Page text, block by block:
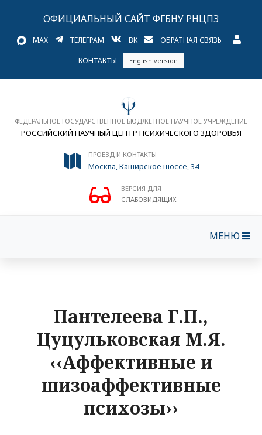
ОФИЦИАЛЬНЫЙ САЙТ ФГБНУ РНЦПЗ
MAX ТЕЛЕГРАМ ВК ОБРАТНАЯ СВЯЗЬ
КОНТАКТЫ English version
ФЕДЕРАЛЬНОЕ ГОСУДАРСТВЕННОЕ БЮДЖЕТНОЕ НАУЧНОЕ УЧРЕЖДЕНИЕ
РОССИЙСКИЙ НАУЧНЫЙ ЦЕНТР ПСИХИЧЕСКОГО ЗДОРОВЬЯ
ПРОЕЗД И КОНТАКТЫ
Москва, Каширское шоссе, 34
ВЕРСИЯ ДЛЯ
СЛАБОВИДЯЩИХ
МЕНЮ
Пантелеева Г.П.,
Цуцульковская М.Я.
‹‹Аффективные и
шизоаффективные
психозы››